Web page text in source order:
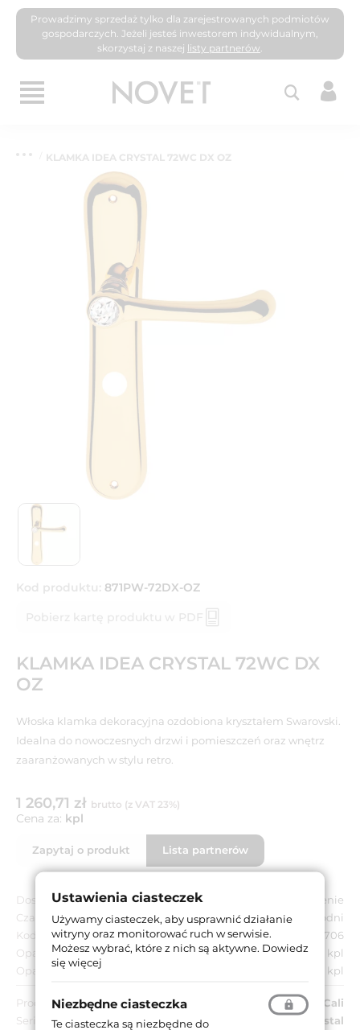
Prowadzimy sprzedaż tylko dla zarejestrowanych podmiotów
gospodarczych. Jeżeli jesteś inwestorem indywidualnym,
skorzystaj z naszej listy partnerów.
KLAMKA IDEA CRYSTAL 72WC DX OZ
Kod produktu: 871PW-72DX-OZ
Pobierz kartę produktu w PDF
KLAMKA IDEA CRYSTAL 72WC DX
OZ
Włoska klamka dekoracyjna ozdobiona kryształem Swarovski.
Idealna do nowoczesnych drzwi i pomieszczeń oraz wnętrz
zaaranżowanych w stylu retro.
1 260,71 zł brutto (z VAT 23%)
Cena za: kpl
Zapytaj o produkt Lista partnerów
Dostępność:
Na zamówienie
Czas dostawy:
Do 8 tygodni
Kod EAN:
8032731014706
Opakowanie jednostkowe:
1 kpl
Opakowanie zbiorcze:
1 kpl
Producent:
Linea Cali
Seria:
Idea Crystal
Ustawienia ciasteczek
Używamy ciasteczek, aby usprawnić działanie
witryny oraz monitorować ruch w serwisie.
Możesz wybrać, które z nich są aktywne. Dowiedz
się więcej
Niezbędne ciasteczka
Te ciasteczka są niezbędne do